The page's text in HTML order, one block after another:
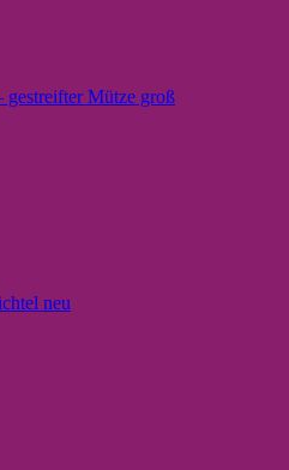
gestreifter Mütze groß
neu